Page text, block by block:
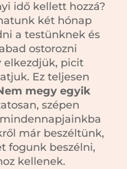
idő kellett hozzá?
két hónap
a testünknek és
ostorozni
picit
Ez teljesen
megy egyik
szépen
már beszéltünk,
fogunk beszélni,
kellenek.